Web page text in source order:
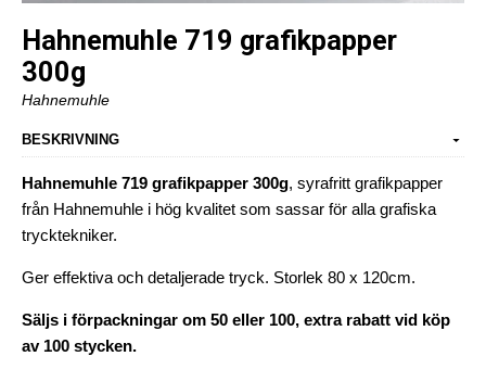
Hahnemuhle 719 grafikpapper
300g
Hahnemuhle
BESKRIVNING
Hahnemuhle 719 grafikpapper 300g, syrafritt grafikpapper
från Hahnemuhle i hög kvalitet som sassar för alla grafiska
trycktekniker.
Ger effektiva och detaljerade tryck. Storlek 80 x 120cm.
Säljs i förpackningar om 50 eller 100, extra rabatt vid köp
av 100 stycken.